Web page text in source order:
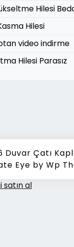
Hilesi
Hilesi
video indirme
Hilesi Parasız
Duvar Çatı
Eye by Wp